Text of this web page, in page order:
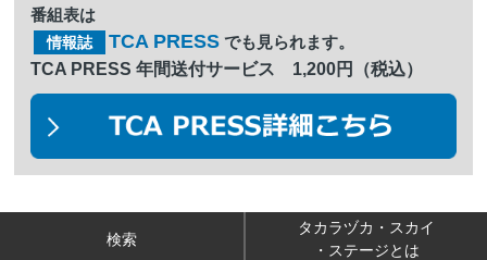
番組表は
情報誌 TCA PRESS でも見られます。
TCA PRESS 年間送付サービス 1,200円（税込）
検索
タカラヅカ・スカイ
・ステージとは